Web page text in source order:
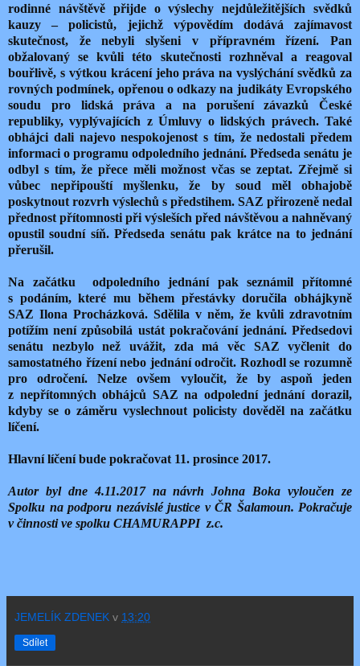
rodinné návštěvě přijde o výslechy nejdůležitějších svědků
kauzy – policistů, jejichž výpovědím dodává zajímavost
skutečnost, že nebyli slyšeni v přípravném řízení. Pan
obžalovaný se kvůli této skutečnosti rozhněval a reagoval
bouřlivě, s výtkou krácení jeho práva na vyslýchání svědků za
rovných podmínek, opřenou o odkazy na judikáty Evropského
soudu pro lidská práva a na porušení závazků České
republiky, vyplývajících z Úmluvy o lidských právech. Také
obhájci dali najevo nespokojenost s tím, že nedostali předem
informaci o programu odpoledního jednání. Předseda senátu je
odbyl s tím, že přece měli možnost včas se zeptat. Zřejmě si
vůbec nepřipouští myšlenku, že by soud měl obhajobě
poskytnout rozvrh výslechů s předstihem. SAZ přirozeně nedal
přednost přítomnosti při výsleších před návštěvou a nahněvaný
opustil soudní síň. Předseda senátu pak krátce na to jednání
přerušil.
Na začátku odpoledního jednání pak seznámil přítomné
s podáním, které mu během přestávky doručila obhájkyně
SAZ Ilona Procházková. Sdělila v něm, že kvůli zdravotním
potížím není způsobilá ustát pokračování jednání. Předsedovi
senátu nezbylo než uvážit, zda má věc SAZ vyčlenit do
samostatného řízení nebo jednání odročit. Rozhodl se rozumně
pro odročení. Nelze ovšem vyloučit, že by aspoň jeden
z nepřítomných obhájců SAZ na odpolední jednání dorazil,
kdyby se o záměru vyslechnout policisty dověděl na začátku
líčení.
Hlavní líčení bude pokračovat 11. prosince 2017.
Autor byl dne 4.11.2017 na návrh Johna Boka vyloučen ze
Spolku na podporu nezávislé justice v ČR Šalamoun. Pokračuje
v činnosti ve spolku CHAMURAPPI z.c.
JEMELÍK ZDENEK v 13:20
Sdílet